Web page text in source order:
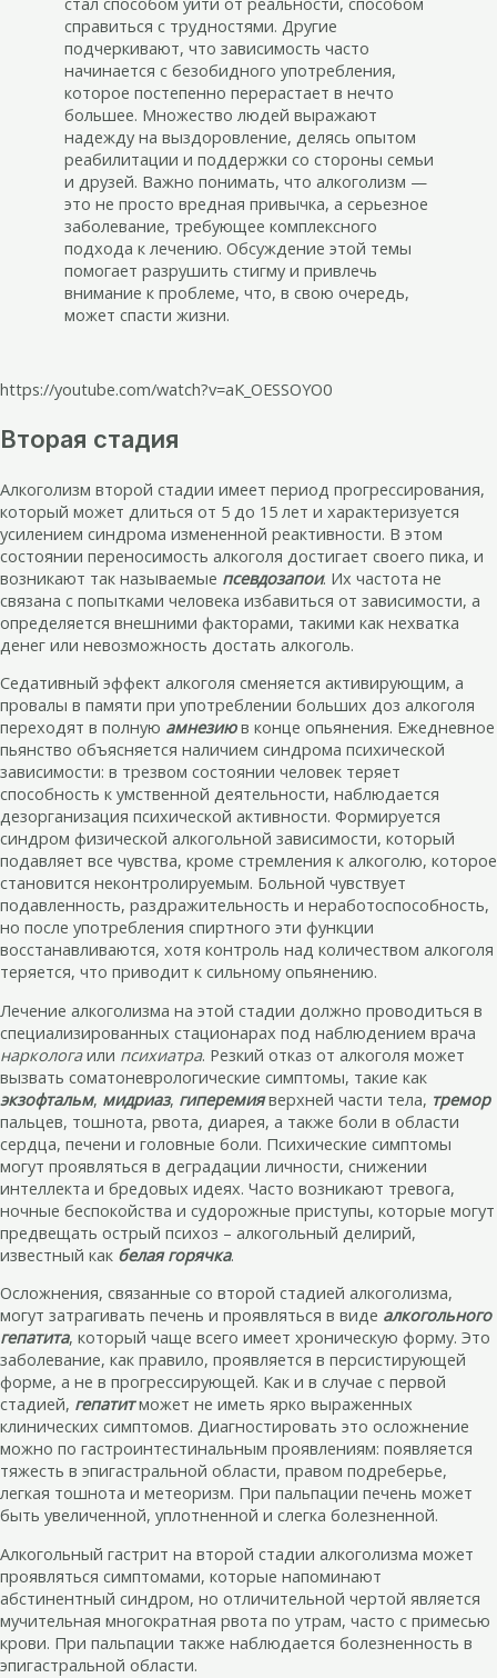
справиться с трудностями. Другие
подчеркивают, что зависимость часто
начинается с безобидного употребления,
которое постепенно перерастает в нечто
большее. Множество людей выражают
надежду на выздоровление, делясь опытом
реабилитации и поддержки со стороны семьи
и друзей. Важно понимать, что алкоголизм —
это не просто вредная привычка, а серьезное
заболевание, требующее комплексного
подхода к лечению. Обсуждение этой темы
помогает разрушить стигму и привлечь
внимание к проблеме, что, в свою очередь,
может спасти жизни.
https://youtube.com/watch?v=aK_OESSOYO0
Вторая стадия
Алкоголизм второй стадии имеет период прогрессирования,
который может длиться от 5 до 15 лет и характеризуется
усилением синдрома измененной реактивности. В этом
состоянии переносимость алкоголя достигает своего пика, и
возникают так называемые псевдозапои. Их частота не
связана с попытками человека избавиться от зависимости, а
определяется внешними факторами, такими как нехватка
денег или невозможность достать алкоголь.
Седативный эффект алкоголя сменяется активирующим, а
провалы в памяти при употреблении больших доз алкоголя
переходят в полную амнезиюв конце опьянения. Ежедневное
пьянство объясняется наличием синдрома психической
зависимости: в трезвом состоянии человек теряет
способность к умственной деятельности, наблюдается
дезорганизация психической активности. Формируется
синдром физической алкогольной зависимости, который
подавляет все чувства, кроме стремления к алкоголю, которое
становится неконтролируемым. Больной чувствует
подавленность, раздражительность и неработоспособность,
но после употребления спиртного эти функции
восстанавливаются, хотя контроль над количеством алкоголя
теряется, что приводит к сильному опьянению.
Лечение алкоголизма на этой стадии должно проводиться в
специализированных стационарах под наблюдением врача
наркологаили психиатра. Резкий отказ от алкоголя может
вызвать соматоневрологические симптомы, такие как
экзофтальм, мидриаз, гиперемияверхней части тела, тремор
пальцев, тошнота, рвота, диарея, а также боли в области
сердца, печени и головные боли. Психические симптомы
могут проявляться в деградации личности, снижении
интеллекта и бредовых идеях. Часто возникают тревога,
ночные беспокойства и судорожные приступы, которые могут
предвещать острый психоз – алкогольный делирий,
известный как белая горячка.
Осложнения, связанные со второй стадией алкоголизма,
могут затрагивать печень и проявляться в виде алкогольного
гепатита, который чаще всего имеет хроническую форму. Это
заболевание, как правило, проявляется в персистирующей
форме, а не в прогрессирующей. Как и в случае с первой
стадией, гепатитможет не иметь ярко выраженных
клинических симптомов. Диагностировать это осложнение
можно по гастроинтестинальным проявлениям: появляется
тяжесть в эпигастральной области, правом подреберье,
легкая тошнота и метеоризм. При пальпации печень может
быть увеличенной, уплотненной и слегка болезненной.
Алкогольный гастрит на второй стадии алкоголизма может
проявляться симптомами, которые напоминают
абстинентный синдром, но отличительной чертой является
мучительная многократная рвота по утрам, часто с примесью
крови. При пальпации также наблюдается болезненность в
эпигастральной области.